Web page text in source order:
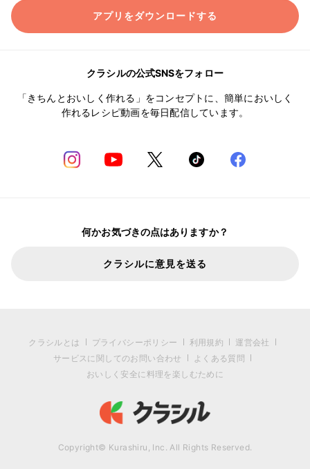
アプリをダウンロードする
クラシルの公式SNSをフォロー
「きちんとおいしく作れる」をコンセプトに、簡単においしく
作れるレシピ動画を毎日配信しています。
何かお気づきの点はありますか？
クラシルに意見を送る
クラシルとは プライバシーポリシー 利用規約
運営会社
サービスに関してのお問い合わせ
よくある質問
おいしく安全に料理を楽しむために
Copyright© Kurashiru, Inc. All Rights Reserved.